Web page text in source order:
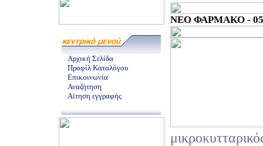
Αρχική Σελίδα
Προφίλ Καταλόγου
Επικοινωνία
Αναζήτηση
Αίτηση εγγραφής
ΝΕΟ ΦΑΡΜΑΚΟ -